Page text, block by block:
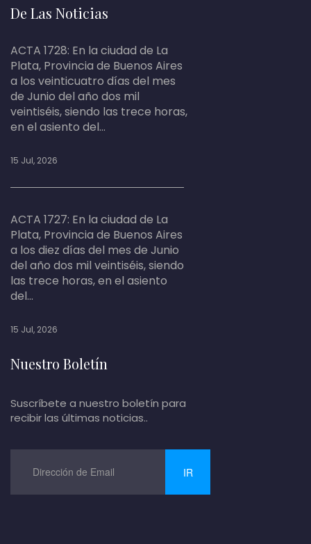
De Las Noticias
ACTA 1728: En la ciudad de La
Plata, Provincia de Buenos Aires
a los veinticuatro días del mes
de Junio del año dos mil
veintiséis, siendo las trece horas,
en el asiento del...
15 Jul, 2026
ACTA 1727: En la ciudad de La
Plata, Provincia de Buenos Aires
a los diez días del mes de Junio
del año dos mil veintiséis, siendo
las trece horas, en el asiento
del...
15 Jul, 2026
Nuestro Boletín
Suscríbete a nuestro boletín para
recibir las últimas noticias..
IR